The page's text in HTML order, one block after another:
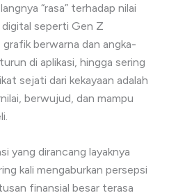
“rasa” terhadap nilai
seperti Gen Z
berwarna dan angka-
di aplikasi, hingga sering
sejati dari kekayaan adalah
berwujud, dan mampu
yang dirancang layaknya
kali mengaburkan persepsi
finansial besar terasa